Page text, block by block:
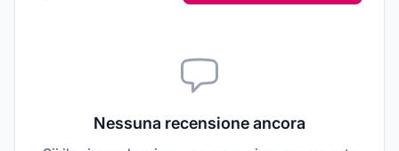
Nessuna recensione ancora